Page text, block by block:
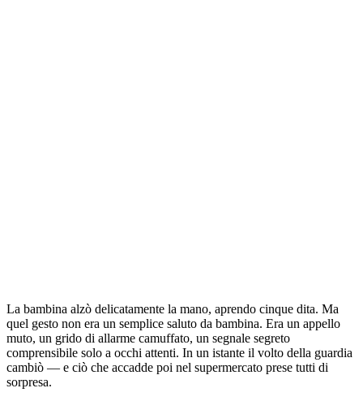
La bambina alzò delicatamente la mano, aprendo cinque dita. Ma
quel gesto non era un semplice saluto da bambina. Era un appello
muto, un grido di allarme camuffato, un segnale segreto
comprensibile solo a occhi attenti. In un istante il volto della guardia
cambiò — e ciò che accadde poi nel supermercato prese tutti di
sorpresa.